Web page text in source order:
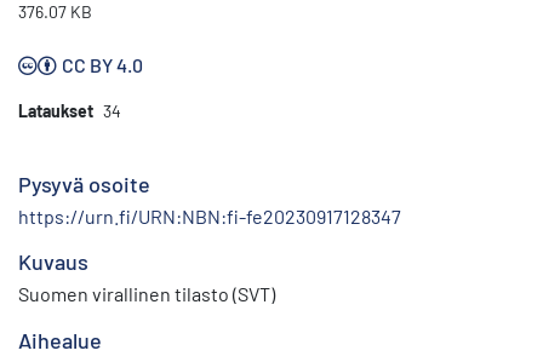
376.07 KB
CC BY 4.0
Lataukset 34
Pysyvä osoite
https://urn.fi/URN:NBN:fi-fe20230917128347
Kuvaus
Suomen virallinen tilasto (SVT)
Aihealue